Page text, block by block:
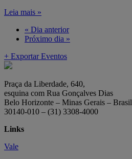
Leia mais »
« Dia anterior
Próximo dia »
+ Exportar Eventos
Praça da Liberdade, 640,
esquina com Rua Gonçalves Dias
Belo Horizonte – Minas Gerais – Brasil
30140-010 – (31) 3308-4000
Links
Vale